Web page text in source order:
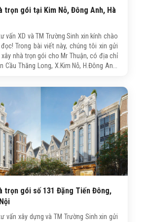
trọn gói tại Kim Nỗ, Đông Anh, Hà
vấn XD và TM Trường Sinh xin kính chào
Trong bài viết này, chúng tôi xin gửi
nhà trọn gói cho Mr Thuận, có địa chỉ
Cầu Thăng Long, X.Kim Nỗ, H.Đông Anh,
công trọn gói với quy mô 4 tầng, 1 bán
trọn gói số 131 Đặng Tiến Đông,
vấn xây dựng và TM Trường Sinh xin gửi